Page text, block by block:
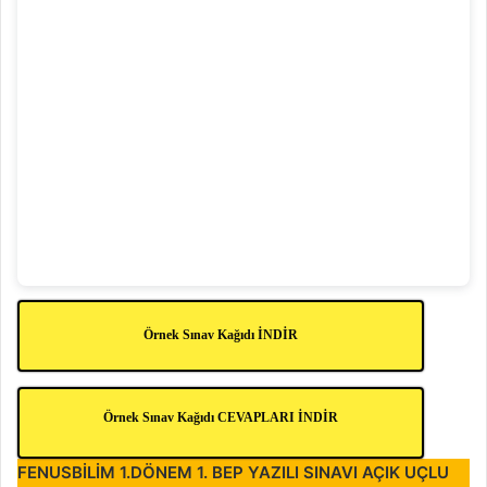
Örnek Sınav Kağıdı İNDİR
Örnek Sınav Kağıdı CEVAPLARI İNDİR
FENUSBILIM 1.DÖNEM 1. BEP YAZILI SINAVI AÇIK UÇLU